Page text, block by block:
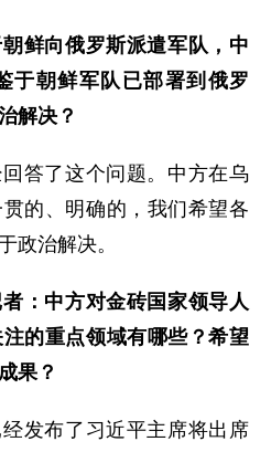
鲜向俄罗斯派遣军队，中
于朝鲜军队已部署到俄罗
解决？
答了这个问题。中方在乌
的、明确的，我们希望各
政治解决。
：中方对金砖国家领导人
的重点领域有哪些？希望
果？
发布了习近平主席将出席